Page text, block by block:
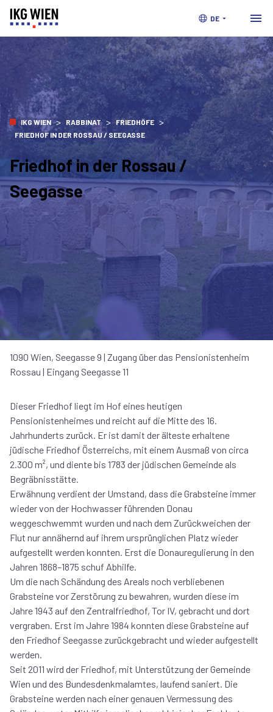
DE
IKG WIEN > RABBINAT > FRIEDHÖFE >
FRIEDHOF IN DER ROSSAU / SEEGASSE
Friedhof in der Rossau /
Seegasse
1090 Wien, Seegasse 9 | Zugang über das Pensionistenheim
Rossau | Eingang Seegasse 11
Dieser Friedhof liegt im Hof eines heutigen
Pensionistenheimes und reicht auf die Mitte des 16.
Jahrhunderts zurück. Er ist damit der älteste erhaltene
jüdische Friedhof Österreichs, mit einem Ausmaß von circa
2.300 m², und diente bis 1783 der jüdischen Gemeinde als
Begräbnisstätte.
Erwähnung verdient der Umstand, dass die Grabsteine immer
wieder von der Hochwasser führenden Donau
weggeschwemmt wurden und nach dem Zurückweichen der
Flut nur annähernd auf ihrem ursprünglichen Platz wieder
aufgestellt werden konnten. Erst die Donauregulierung in den
Jahren 1868–1875 schuf Abhilfe.
Um die nach Schändung des Areals noch verbliebenen
Grabsteine vor Zerstörung zu bewahren, wurden diese im
Jahre 1943 auf den Zentralfriedhof, Tor IV, gebracht und dort
vergraben. Erst im Jahre 1984 konnten diese Grabsteine auf
den Friedhof Seegasse zurückgebracht und wieder aufgestellt
werden.
Seit 2011 wird der Friedhof, mit Unterstützung der Gemeinde
Wien und des Bundesdenkmalamtes, laufend saniert. Die
Grabsteine werden nach einer genauen Vermessung des